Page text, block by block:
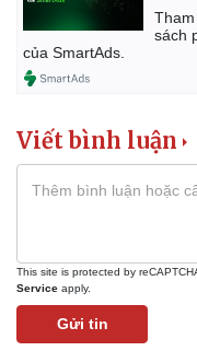
sách
của SmartAds.
Viết bình luận
This site is protected by
Service apply.
Gửi tin